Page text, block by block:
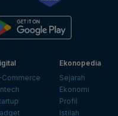
Commerce
Ekonopedia
Sejarah
Ekonomi
Profil
Istilah